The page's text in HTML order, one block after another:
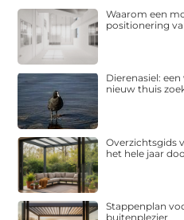
Waarom een
positionering
Dierenasiel:
nieuw thuis
Overzichtsgids
het hele jaar
Stappenplan
buitenplezier